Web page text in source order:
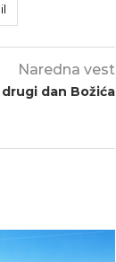
Naredna vest
dan Božića